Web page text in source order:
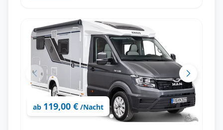
ab 119,00 € /Nacht